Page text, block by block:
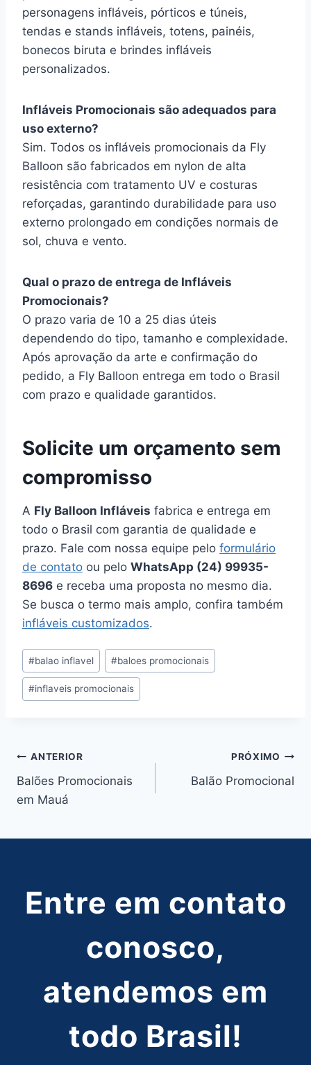
personagens infláveis, pórticos e túneis,
tendas e stands infláveis, totens, painéis,
bonecos biruta e brindes infláveis
personalizados.
Infláveis Promocionais são adequados para
uso externo?
Sim. Todos os infláveis promocionais da Fly
Balloon são fabricados em nylon de alta
resistência com tratamento UV e costuras
reforçadas, garantindo durabilidade para uso
externo prolongado em condições normais de
sol, chuva e vento.
Qual o prazo de entrega de Infláveis
Promocionais?
O prazo varia de 10 a 25 dias úteis
dependendo do tipo, tamanho e complexidade.
Após aprovação da arte e confirmação do
pedido, a Fly Balloon entrega em todo o Brasil
com prazo e qualidade garantidos.
Solicite um orçamento sem
compromisso
A Fly Balloon Infláveis fabrica e entrega em
todo o Brasil com garantia de qualidade e
prazo. Fale com nossa equipe pelo formulário
de contato ou pelo WhatsApp (24) 99935-
8696 e receba uma proposta no mesmo dia.
Se busca o termo mais amplo, confira também
infláveis customizados.
Tags
do
Post:
#balao inflavel #baloes promocionais
#inflaveis promocionais
Navegação
de
ANTERIOR
Balões Promocionais
em Mauá
PRÓXIMO
Balão Promocional
Entre em contato
conosco,
atendemos em
todo Brasil!